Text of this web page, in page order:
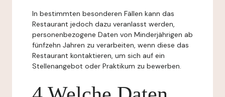
In bestimmten besonderen Fällen kann das
Restaurant jedoch dazu veranlasst werden,
personenbezogene Daten von Minderjährigen ab
fünfzehn Jahren zu verarbeiten, wenn diese das
Restaurant kontaktieren, um sich auf ein
Stellenangebot oder Praktikum zu bewerben.